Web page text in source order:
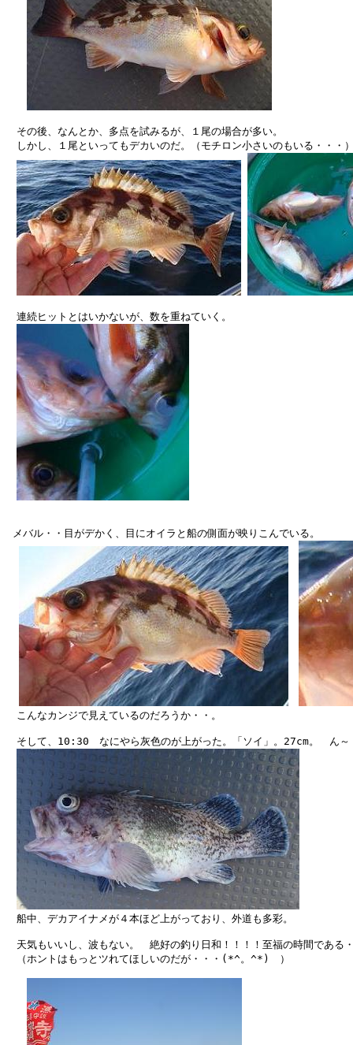
その後、なんとか、多点を試みるが、１尾の場合が多い。
しかし、１尾といってもデカいのだ。（モチロン小さいのもいる・・・
連続ヒットとはいかないが、数を重ねていく。
メバル・・目がデかく、目にオイラと船の側面が映りこんでいる。
こんなカンジで見えているのだろうか・・。
そして、10:30　なにやら灰色のが上がった。「ソイ」。27cm。　ん～
船中、デカアイナメが４本ほど上がっており、外道も多彩。
天気もいいし、波もない。　絶好の釣り日和！！！！至福の時間である
（ホントはもっとツれてほしいのだが・・・(*^。^*)　）